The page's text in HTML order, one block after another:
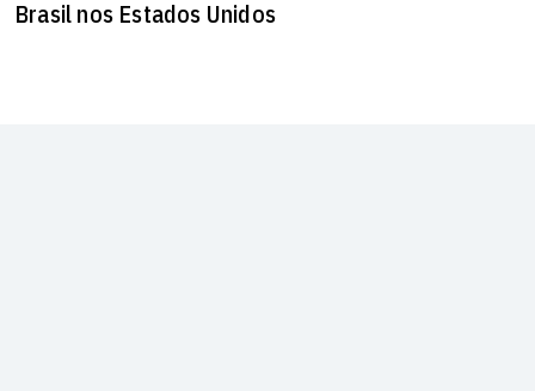
Brasil nos Estados Unidos